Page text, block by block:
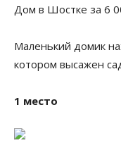
Дом в Шостке за 6
Маленький домик
котором высажен
1 место